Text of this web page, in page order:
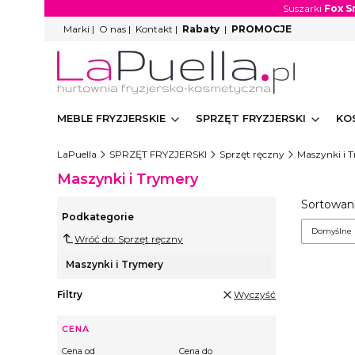
Suszarki Fox
Marki | O nas | Kontakt | Rabaty | PROMOCJE
MEBLE FRYZJERSKIE SPRZĘT FRYZJERSKI
LaPuella SPRZĘT FRYZJERSKI Sprzęt ręczny Maszynki i
Maszynki i Trymery
Podkategorie
Wróć do: Sprzęt ręczny
Maszynki i Trymery
Filtry Wyczyść
CENA
Cena od
Cena do
Lista
Domyślne